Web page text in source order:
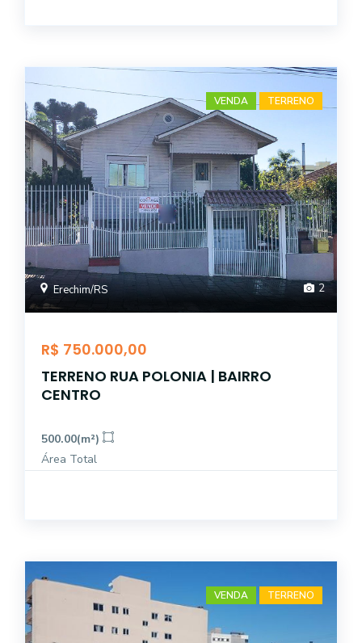
VENDA TERRENO
Erechim/RS 2
R$ 750.000,00
TERRENO RUA POLONIA | BAIRRO
CENTRO
500.00(m²)
Área Total
VENDA TERRENO